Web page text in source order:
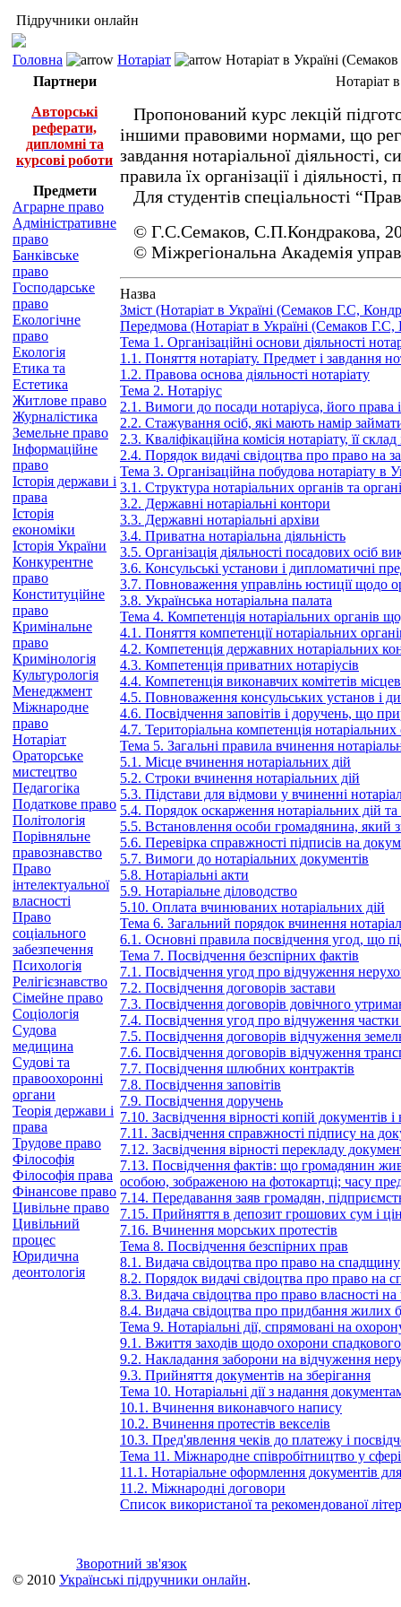
Підручники онлайн
Головна Нотаріат
Нотаріат в Україні
Партнери
Авторські
реферати,
дипломні та
курсові роботи
Предмети
Аграрне право
Адміністративне
право
Банківське
право
Господарське
право
Екологічне
право
Екологія
Етика та
Естетика
Житлове право
Журналістика
Земельне право
Інформаційне
право
Історія держави і
права
Історія
економіки
Історія України
Конкурентне
право
Конституційне
право
Кримінальне
право
Кримінологія
Культурологія
Менеджмент
Міжнародне
право
Нотаріат
Ораторське
мистецтво
Педагогіка
Податкове право
Політологія
Порівняльне
правознавство
Право
інтелектуальної
власності
Право
соціального
забезпечення
Психологія
Релігієзнавство
Сімейне право
Соціологія
Судова
медицина
Судові та
правоохоронні
органи
Теорія держави і
права
Трудове право
Філософія
Філософія права
Фінансове право
Цивільне право
Цивільний
процес
Юридична
деонтологія
Нотаріат
Пропонований курс лекцій
іншими правовими нормами, що
завдання нотаріальної діяльності,
правила їх організації і
Для студентів спеціальності
© Г.С.Семаков, С.П.Кондракова,
© Міжрегіональна Академія
Назва
Зміст (Нотаріат в Україні (Семаков Г.С,
Передмова (Нотаріат в Україні (Семаков
Тема 1. Організаційні основи діяльності
1.1. Поняття нотаріату. Предмет і завдання
1.2. Правова основа діяльності нотаріату
Тема 2. Нотаріус
2.1. Вимоги до посади нотаріуса, його права
2.2. Стажування осіб, які мають намір
2.3. Кваліфікаційна комісія нотаріату, її
2.4. Порядок видачі свідоцтва про право на
Тема 3. Організаційна побудова нотаріату в
3.1. Структура нотаріальних органів та
3.2. Державні нотаріальні контори
3.3. Державні нотаріальні архіви
3.4. Приватна нотаріальна діяльність
3.5. Організація діяльності посадових осіб
3.6. Консульські установи і дипломатичні
3.7. Повноваження управлінь юстиції щодо
3.8. Українська нотаріальна палата
Тема 4. Компетенція нотаріальних органів
4.1. Поняття компетенції нотаріальних
4.2. Компетенція державних нотаріальних
4.3. Компетенція приватних нотаріусів
4.4. Компетенція виконавчих комітетів
4.5. Повноваження консульських установ і
4.6. Посвідчення заповітів і доручень, що
4.7. Територіальна компетенція нотаріальних
Тема 5. Загальні правила вчинення
5.1. Місце вчинення нотаріальних дій
5.2. Строки вчинення нотаріальних дій
5.3. Підстави для відмови у вчиненні
5.4. Порядок оскарження нотаріальних дій та
5.5. Встановлення особи громадянина, який
5.6. Перевірка справжності підписів на
5.7. Вимоги до нотаріальних документів
5.8. Нотаріальні акти
5.9. Нотаріальне діловодство
5.10. Оплата вчинюваних нотаріальних дій
Тема 6. Загальний порядок вчинення
6.1. Основні правила посвідчення угод, що
Тема 7. Посвідчення безспірних фактів
7.1. Посвідчення угод про відчуження
7.2. Посвідчення договорів застави
7.3. Посвідчення договорів довічного
7.4. Посвідчення угод про відчуження частки
7.5. Посвідчення договорів відчуження
7.6. Посвідчення договорів відчуження
7.7. Посвідчення шлюбних контрактів
7.8. Посвідчення заповітів
7.9. Посвідчення доручень
7.10. Засвідчення вірності копій документів
7.11. Засвідчення справжності підпису на
7.12. Засвідчення вірності перекладу
7.13. Посвідчення фактів: що громадянин
особою, зображеною на фотокартці; часу
7.14. Передавання заяв громадян,
7.15. Прийняття в депозит грошових сум і
7.16. Вчинення морських протестів
Тема 8. Посвідчення безспірних прав
8.1. Видача свідоцтва про право на спадщину
8.2. Порядок видачі свідоцтва про право на
8.3. Видача свідоцтва про право власності
8.4. Видача свідоцтва про придбання жилих
Тема 9. Нотаріальні дії, спрямовані на
9.1. Вжиття заходів щодо охорони
9.2. Накладання заборони на відчуження
9.3. Прийняття документів на зберігання
Тема 10. Нотаріальні дії з надання
10.1. Вчинення виконавчого напису
10.2. Вчинення протестів векселів
10.3. Пред'явлення чеків до платежу і
Тема 11. Міжнародне співробітництво у сфері
11.1. Нотаріальне оформлення документів
11.2. Міжнародні договори
Список використаної та рекомендованої
Зворотний зв'язок
© 2010 Українські підручники онлайн.